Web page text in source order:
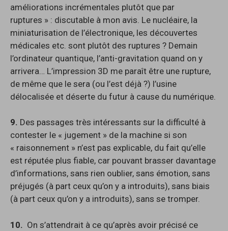
améliorations incrémentales plutôt que par
ruptures » : discutable à mon avis. Le nucléaire, la
miniaturisation de l’électronique, les découvertes
médicales etc. sont plutôt des ruptures ? Demain
l’ordinateur quantique, l’anti-gravitation quand on y
arrivera… L’impression 3D me paraît être une rupture,
de même que le sera (ou l’est déjà ?) l’usine
délocalisée et déserte du futur à cause du numérique.
9. Des passages très intéressants sur la difficulté à
contester le « jugement » de la machine si son
« raisonnement » n’est pas explicable, du fait qu’elle
est réputée plus fiable, car pouvant brasser davantage
d’informations, sans rien oublier, sans émotion, sans
préjugés (à part ceux qu’on y a introduits), sans biais
(à part ceux qu’on y a introduits), sans se tromper.
10. On s’attendrait à ce qu’après avoir précisé ce